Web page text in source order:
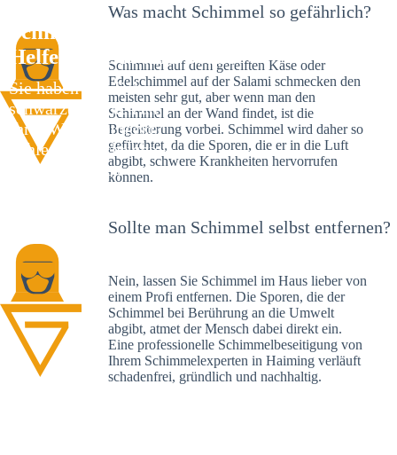
Schimmelexperte in Haiming – Ihr
Helfer an Ort und Stelle
Sie haben kürzlich
schwarze Flecken an
Ihrer Wand entdeckt?
Schlechte Nachrichten:
Sie haben einen
Was macht Schimmel so gefährlich?
Schimmel auf dem gereiften Käse oder
Edelschimmel auf der Salami schmecken den
meisten sehr gut, aber wenn man den
Schimmel an der Wand findet, ist die
Begeisterung vorbei. Schimmel wird daher so
gefürchtet, da die Sporen, die er in die Luft
abgibt, schwere Krankheiten hervorrufen
können.
Sollte man Schimmel selbst entfernen?
Nein, lassen Sie Schimmel im Haus lieber von
einem Profi entfernen. Die Sporen, die der
Schimmel bei Berührung an die Umwelt
abgibt, atmet der Mensch dabei direkt ein.
Eine professionelle Schimmelbeseitigung von
Ihrem Schimmelexperten in Haiming verläuft
schadenfrei, gründlich und nachhaltig.